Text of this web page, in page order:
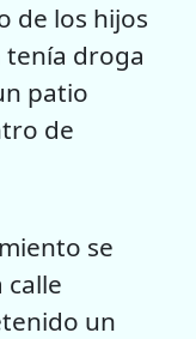
de los hijos
tenía droga
patio
de
se
calle
un